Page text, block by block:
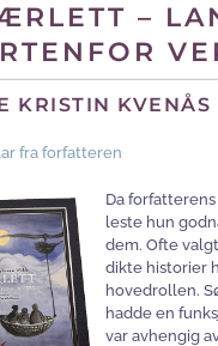
–
KRISTIN KVENÅS
fra forfatteren
Da forfatterens
leste hun
dem. Ofte
dikte historier
hovedrollen.
hadde en
var avhengig